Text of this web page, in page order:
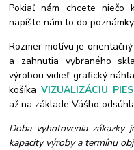
Pokiaľ nám chcete niečo
napíšte nám to do
Rozmer motívu je
a zahnutia vybraného
výrobou vidieť grafický
košíkaVIZUALIZÁCIU
až na základe Vášho
Doba vyhotovenia
kapacity výroby a termínu